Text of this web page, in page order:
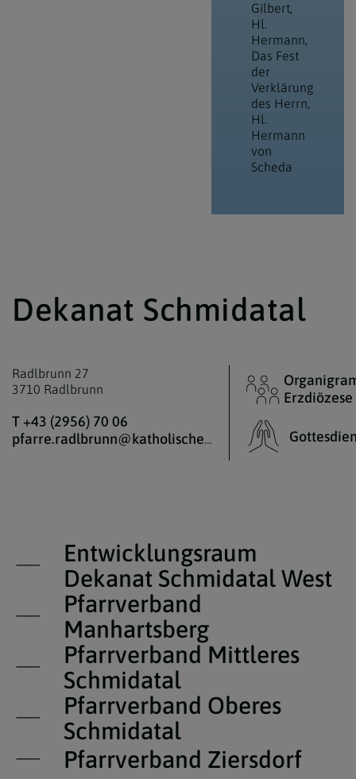
Gilbert
Hl.
Hermann
Das Fest
der
Verklärung
des Herrn
Hl.
Hermann
von
Scheda
Dekanat Schmidatal
Radlbrunn 27
3710 Radlbrunn
T +43 (2956) 70 06
pfarre.radlbrunn@katholischekirche.at
Erzdiözese
Entwicklungsraum
Dekanat Schmidatal West
Pfarrverband
Manhartsberg
Pfarrverband Mittleres
Schmidatal
Pfarrverband Oberes
Schmidatal
Pfarrverband Ziersdorf